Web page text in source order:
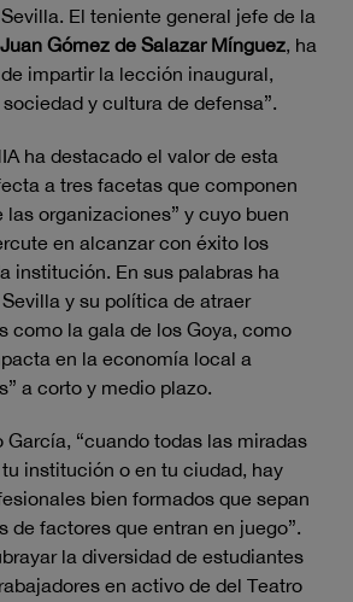
El teniente general jefe de la
Juan Gómez de Salazar Mínguez, ha
impartir la lección inaugural,
y cultura de defensa”.
ha destacado el valor de esta
a tres facetas que componen
las organizaciones” y cuyo buen
en alcanzar con éxito los
institución. En sus palabras ha
y su política de atraer
como la gala de los Goya, como
en la economía local a
a corto y medio plazo.
García, “cuando todas las miradas
institución o en tu ciudad, hay
bien formados que sepan
de factores que entran en juego”.
la diversidad de estudiantes
en activo de del Teatro